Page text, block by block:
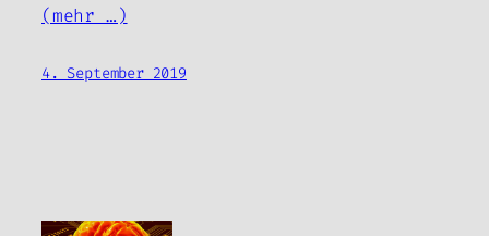
(mehr …)
4. September 2019